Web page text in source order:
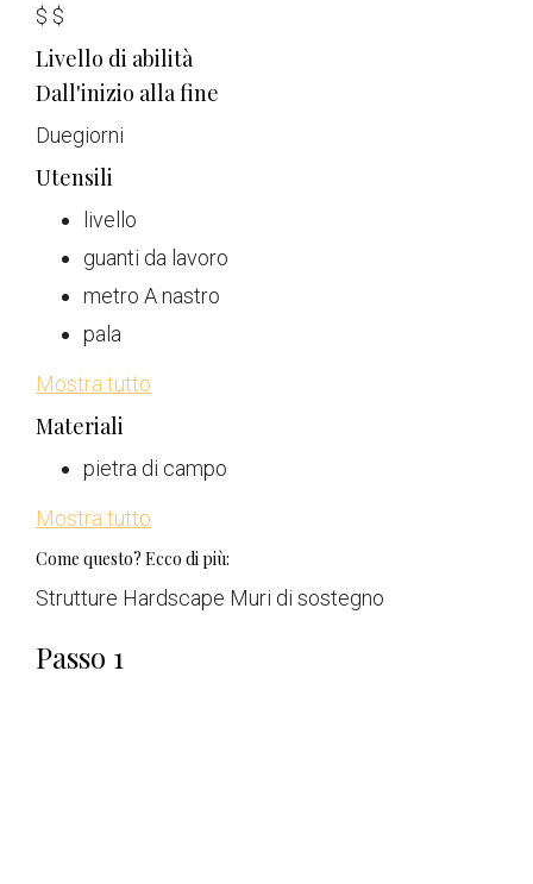
$ $
Livello di abilità
Dall'inizio alla fine
Duegiorni
Utensili
livello
guanti da lavoro
metro A nastro
pala
Mostra tutto
Materiali
pietra di campo
Mostra tutto
Come questo? Ecco di più:
Strutture Hardscape Muri di sostegno
Passo 1